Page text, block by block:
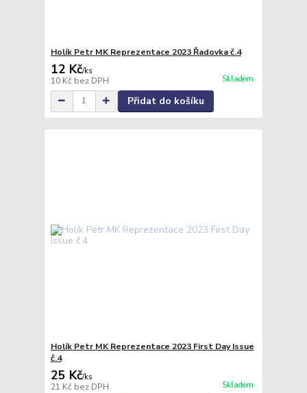
Holík Petr MK Reprezentace 2023 Řadovka č.4
12 Kč/ks
10 Kč bez DPH Skladem
Přidat do košíku
Holík Petr MK Reprezentace 2023 First Day Issue
č.4
25 Kč/ks
21 Kč bez DPH Skladem